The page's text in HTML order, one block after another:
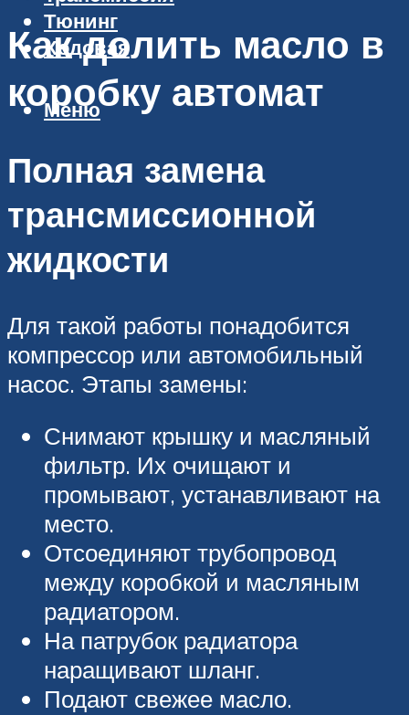
Тюнинг
Ходовая
Меню
Как долить масло в
коробку автомат
Полная замена
трансмиссионной
жидкости
Для такой работы понадобится
компрессор или автомобильный
насос. Этапы замены:
Снимают крышку и масляный
фильтр. Их очищают и
промывают, устанавливают на
место.
Отсоединяют трубопровод
между коробкой и масляным
радиатором.
На патрубок радиатора
наращивают шланг.
Подают свежее масло.